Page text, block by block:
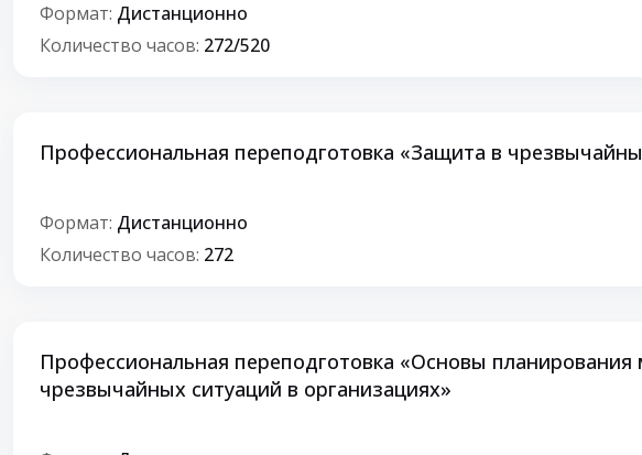
Формат: Дистанционно
Количество часов: 272/520
Профессиональная переподготовка «Защита в
Формат: Дистанционно
Количество часов: 272
Профессиональная переподготовка «Основы
чрезвычайных ситуаций в организациях»